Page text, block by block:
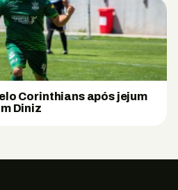
Corinthians após jejum
Diniz